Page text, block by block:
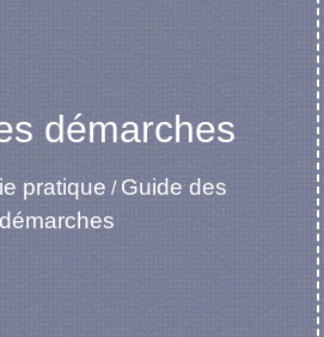
démarches
pratique / Guide des
démarches